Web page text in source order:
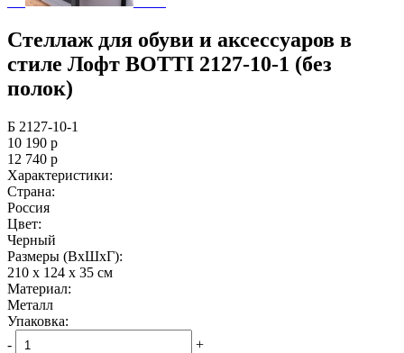
Стеллаж для обуви и аксессуаров в
стиле Лофт BOTTI 2127-10-1 (без
полок)
Б 2127-10-1
10 190 р
12 740 р
Характеристики:
Страна:
Россия
Цвет:
Черный
Размеры (ВxШxГ):
210 x 124 x 35 см
Материал:
Металл
Упаковка:
-
+